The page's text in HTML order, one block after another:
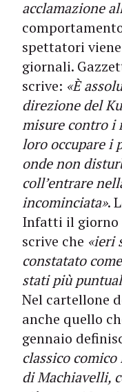
acclamazione
spettatori
giornali.
scrive: «È
direzione del
misure contro i
loro occupare i
onde non
coll’entrare
incominciata».
Infatti il giorno
scrive che «ieri
constatato
stati più
Nel cartellone
anche quello
gennaio
classico
di Machiavelli,